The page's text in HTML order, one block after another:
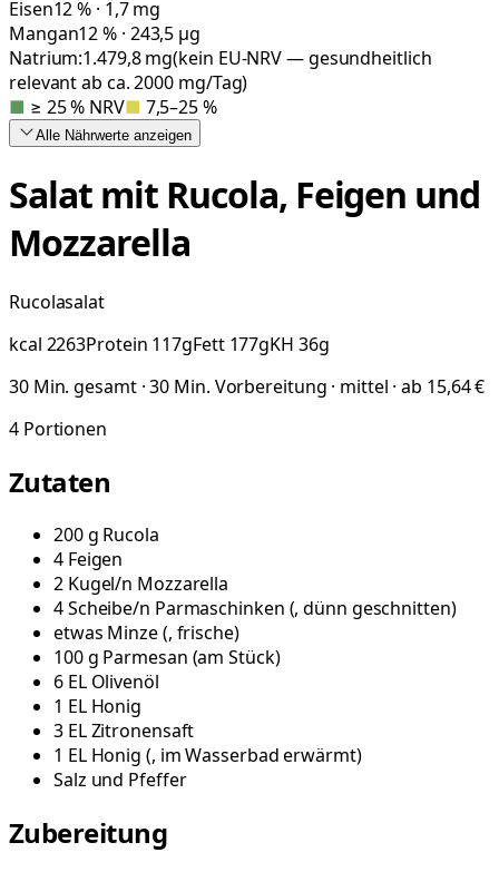
Eisen12 % · 1,7 mg
Mangan12 % · 243,5 µg
Natrium:1.479,8mg(kein EU-NRV — gesundheitlich
relevant ab ca. 2000 mg/Tag)
■ ≥ 25 % NRV■ 7,5–25 %
Alle Nährwerte anzeigen
Salat mit Rucola, Feigen und
Mozzarella
Rucolasalat
kcal 2263Protein 117gFett 177gKH 36g
30 Min. gesamt · 30 Min. Vorbereitung · mittel · ab 15,64 €
4 Portionen
Zutaten
200g Rucola
4 Feigen
2 Kugel/n Mozzarella
4Scheibe/n Parmaschinken (, dünn geschnitten)
etwas Minze(, frische)
100g Parmesan (am Stück)
6 EL Olivenöl
1 EL Honig
3 ELZitronensaft
1 EL Honig (, im Wasserbad erwärmt)
Salz und Pfeffer
Zubereitung